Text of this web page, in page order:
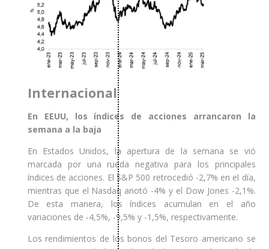
Internacional
En EEUU, los índices de acciones arrancaron la
semana a la baja
En Estados Unidos, la apertura de la semana se vió
marcada por una rueda negativa para los principales
índices de acciones. El S&P 500 retrocedió -2,7% en el día,
mientras que el Nasdaq anotó -4% y el Dow Jones -2,1%.
De esta manera, los índices acumulan en el año
variaciones de -4,5%, -9,5% y -1,5%, respectivamente.
Los rendimientos de los bonos del Tesoro americano se